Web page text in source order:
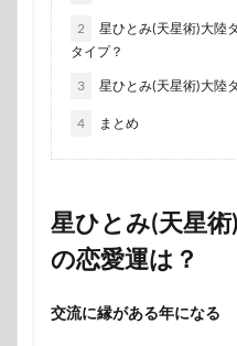
2
星ひとみ(天星術)大陸
タイプ？
3 星ひとみ(天星術)大陸
4 まとめ
星ひとみ(天星
の恋愛運は？
交流に縁がある年になる